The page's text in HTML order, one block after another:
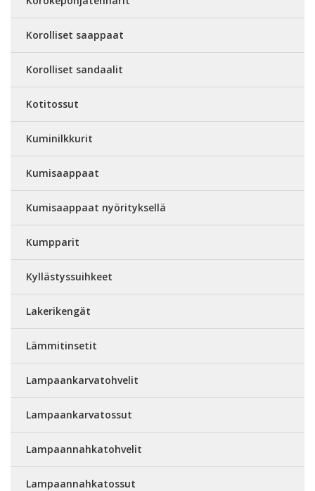
Korolliset saappaat
Korolliset sandaalit
Kotitossut
Kuminilkkurit
Kumisaappaat
Kumisaappaat nyörityksellä
Kumpparit
Kyllästyssuihkeet
Lakerikengät
Lämmitinsetit
Lampaankarvatohvelit
Lampaankarvatossut
Lampaannahkatohvelit
Lampaannahkatossut